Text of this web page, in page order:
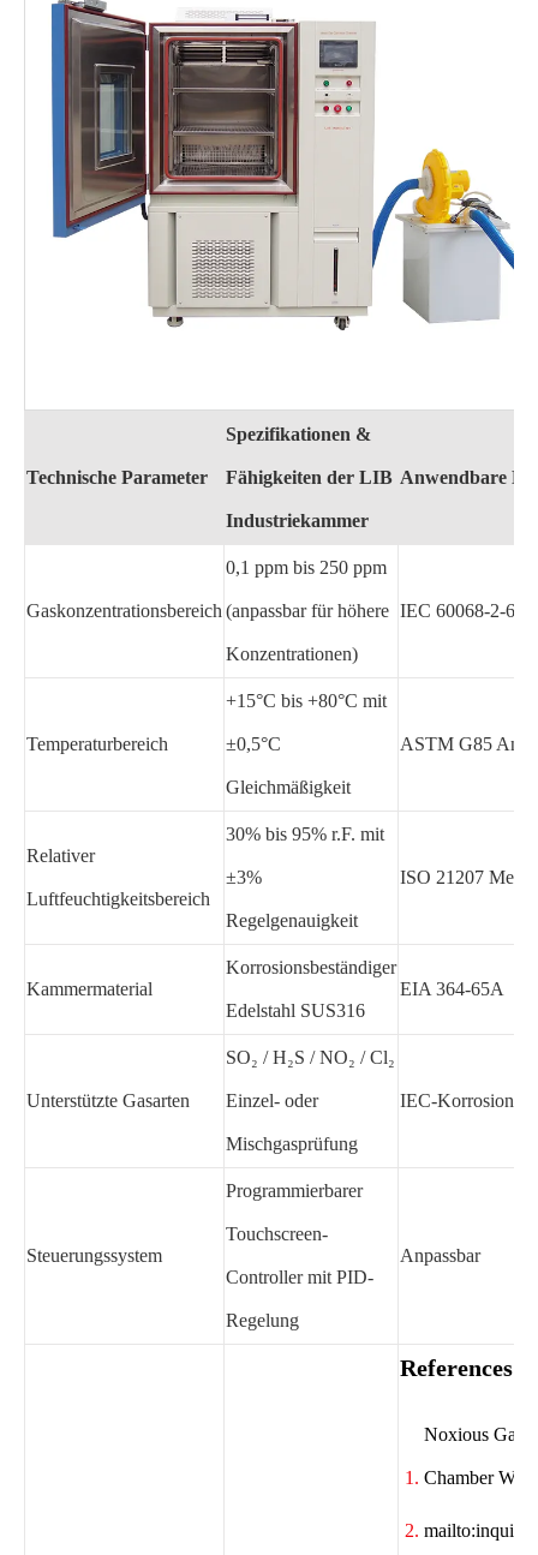
Technische Parameter
Spezifikationen &
Fähigkeiten der LIB
Industriekammer
Anwendbare
Gaskonzentrationsbereich
0,1 ppm bis 250 ppm
(anpassbar für höhere
Konzentrationen)
IEC 60068-2-60
Temperaturbereich
+15°C bis +80°C mit
±0,5°C
Gleichmäßigkeit
ASTM G85
Relativer
Luftfeuchtigkeitsbereich
30% bis 95% r.F. mit
±3%
Regelgenauigkeit
ISO 21207
Kammermaterial
Korrosionsbeständiger
Edelstahl SUS316
EIA 364-65A
Unterstützte Gasarten
SO₂ / H₂S / NO₂ / Cl₂
Einzel- oder
Mischgasprüfung
IEC-
Steuerungssystem
Programmierbarer
Touchscreen-
Controller mit PID-
Regelung
Anpassbar
References
Noxious Gas
Chamber